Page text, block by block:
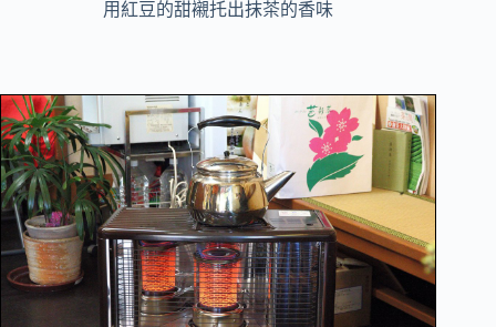
用紅豆的甜襯托出抹茶的香味